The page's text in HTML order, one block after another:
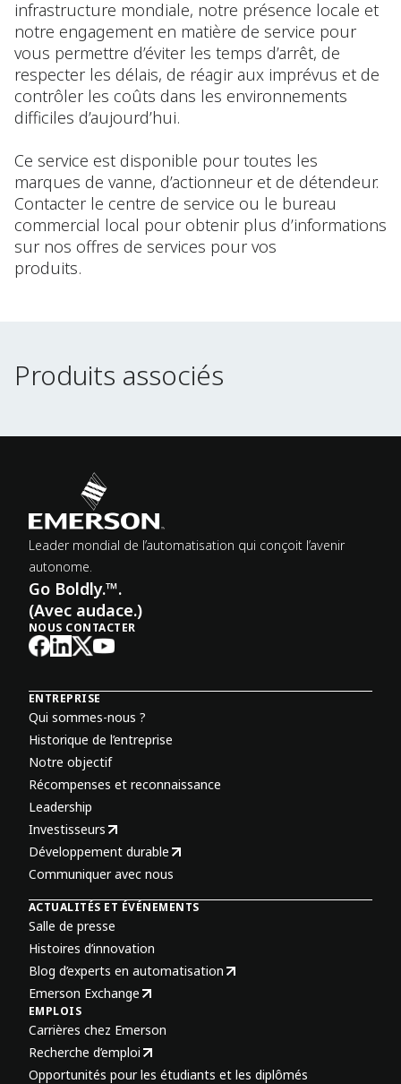
infrastructure mondiale, notre présence locale et
notre engagement en matière de service pour
vous permettre d’éviter les temps d’arrêt, de
respecter les délais, de réagir aux imprévus et de
contrôler les coûts dans les environnements
difficiles d’aujourd’hui.
Ce service est disponible pour toutes les
marques de vanne, d’actionneur et de détendeur.
Contacter le centre de service ou le bureau
commercial local pour obtenir plus d’informations
sur nos offres de services pour vos
produits.
Produits associés
Produits associés
Leader mondial de l’automatisation qui conçoit l’avenir
autonome.
Go Boldly.™.
(Avec audace.)
NOUS CONTACTER
ENTREPRISE
Qui sommes-nous ?
Historique de l’entreprise
Notre objectif
Récompenses et reconnaissance
Leadership
Investisseurs
Développement durable
Communiquer avec nous
ACTUALITÉS ET ÉVÉNEMENTS
Salle de presse
Histoires d’innovation
Blog d’experts en automatisation
Emerson Exchange
EMPLOIS
Carrières chez Emerson
Recherche d’emploi
Opportunités pour les étudiants et les diplômés